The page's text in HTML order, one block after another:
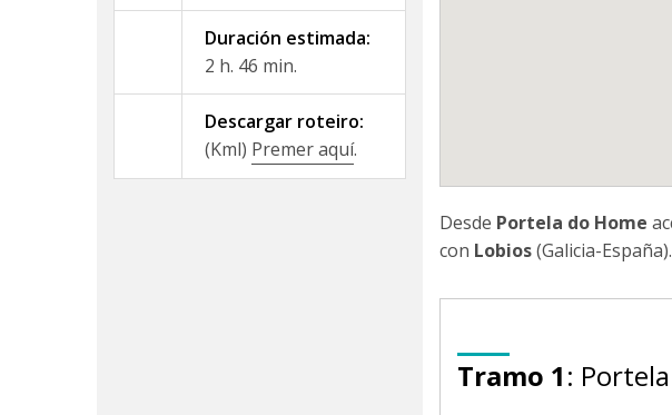
Duración estimada:
2 h. 46 min.
Descargar roteiro:
(Kml) Premer aquí.
Desde Portela do Home
con Lobios(Galicia-España).
Tramo 1: